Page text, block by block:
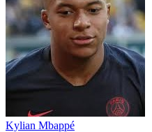
Kylian Mbappé